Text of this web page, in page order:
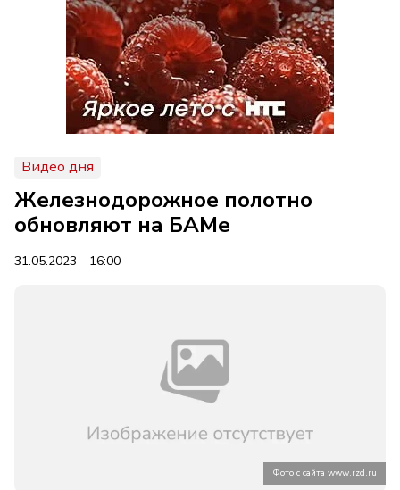
Видео дня
Железнодорожное полотно
обновляют на БАМе
31.05.2023 - 16:00
Фото с сайта www.rzd.ru